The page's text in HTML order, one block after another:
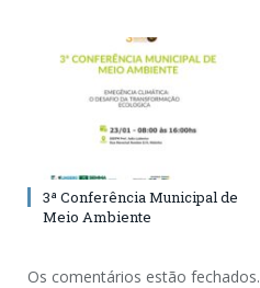
3ª Conferência Municipal de
Meio Ambiente
Os comentários estão fechados.